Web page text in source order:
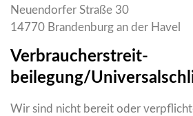
Neuendorfer Straße 30
14770 Brandenburg an der Havel
Verbraucher­streit­
beilegung/
Wir sind nicht bereit oder